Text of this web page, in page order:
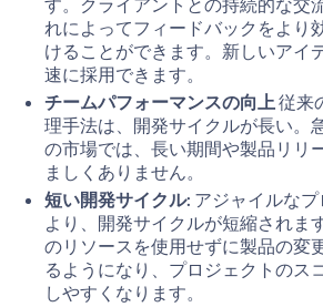
す。クライアントとの持続的な交
れによってフィードバックをより
けることができます。新しいアイ
速に採用できます。
チームパフォーマンスの向上従来
理手法は、開発サイクルが長い。
の市場では、長い期間や製品リリ
ましくありません。
短い開発サイクル: アジャイルな
より、開発サイクルが短縮されま
のリソースを使用せずに製品の変
るようになり、プロジェクトのス
しやすくなります。